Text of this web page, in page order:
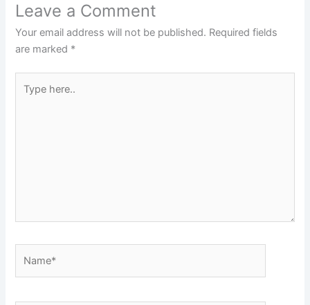
Leave a Comment
Your email address will not be published. Required fields
are marked *
here..